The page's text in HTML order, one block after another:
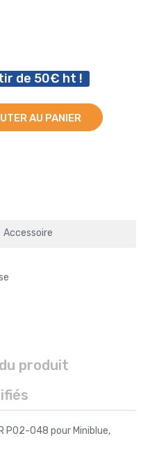
de 50€ ht !
AU PANIER
Accessoire
produit
P02-048 pour Miniblue,